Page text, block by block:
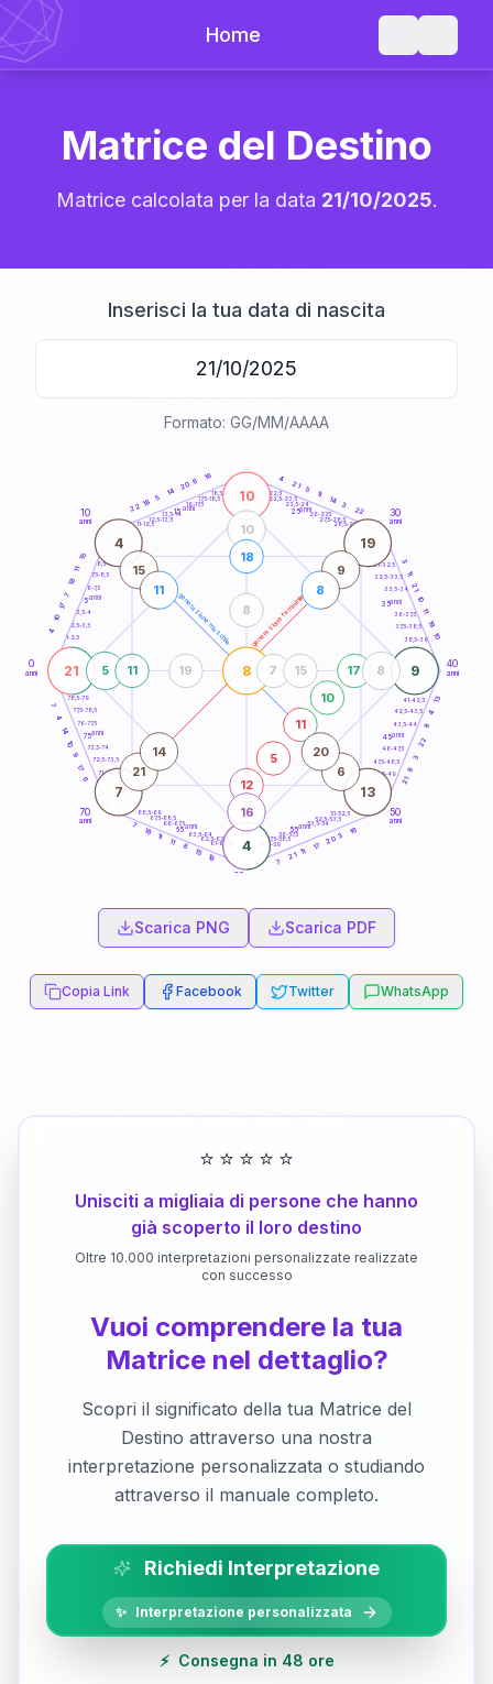
Home
Matrice del Destino
Matrice calcolata per la data 21/10/2025.
Inserisci la tua data di nascita
Formato: GG/MM/AAAA
generazione maschile generazione femminile
0
anni
10
anni
30
anni
40
anni
50
anni
60
70
anni
1-2,5
2,5-3,5
3,5-4
6-7,5
7,5-8,5
8,5-9
11-12,5
12,5-13,5
13,5-14
16-17,5
17,5-18,5
18,5-19
21-22,5
22,5-23,5
23,5-24
26-27,5
27,5-28,5
28,5-29
31-32,5
32,5-33,5
33,5-34
36-37,5
37,5-38,5
38,5-39
41-42,5
42,5-43,5
43,5-44
46-47,5
47,5-48,5
48,5-49
51-52,5
52,5-53,5
53,5-54
56-57,5
57,5-58,5
58,5-59
61-62,5
62,5-63,5
63,5-64
66-67,5
67,5-68,5
68,5-69
71-72,5
72,5-73,5
73,5-74
76-77,5
77,5-78,5
78,5-79
4
10
17
7
18
11
15
22 18 5
14
20 6
16 4
21 5
11
14 3
22
3
11
21
10
11
19
10
13
4
8
22
3
8
21
16
3
20
17
11
21
7
19
15
8
11
11
18
7
6
17
9
10
14
4
7
21
10
9
4
8
4 19
7 13
12
5
11
10
17
5
10
8
16
11
18
7 15
19
8
15
11
9
8
21
14
6
20
5anni
15 anni 25anni
35anni
45anni
55anni
65anni
75anni
Scarica PNG Scarica PDF
Copia Link Facebook Twitter WhatsApp
⭐ ⭐ ⭐ ⭐ ⭐
Unisciti a migliaia di persone che hanno
già scoperto il loro destino
Oltre 10.000 interpretazioni personalizzate realizzate
con successo
Vuoi comprendere la tua
Matrice nel dettaglio?
Scopri il significato della tua Matrice del
Destino attraverso una nostra
interpretazione personalizzata o studiando
attraverso il manuale completo.
Richiedi Interpretazione
✨ Interpretazione personalizzata
⚡ Consegna in 48 ore